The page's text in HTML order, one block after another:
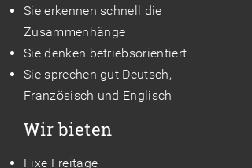
Sie erkennen schnell die
Zusammenhänge
Sie denken betriebsorientiert
Sie sprechen gut Deutsch,
Französisch und Englisch
Wir bieten
Fixe Freitage